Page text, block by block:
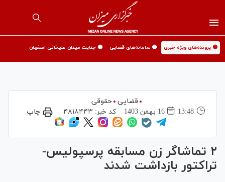
🟡 پرونده‌های ویژه خبری 🟡 سامانه‌های قضایی 🟡 جنایت میدان علیخانی اصفهان
قضایی حقوقی
13:48
16 بهمن 1403 کد خبر: ۴۸۱۸۴۴۳ چاپ
۲ تماشاگر زن مسابقه پرسپولیس-
تراکتور بازداشت شدند